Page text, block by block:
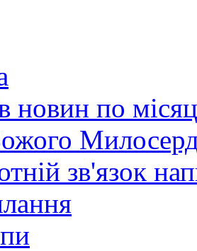
новин по
зв'язок